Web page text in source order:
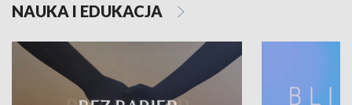
NAUKA I EDUKACJA